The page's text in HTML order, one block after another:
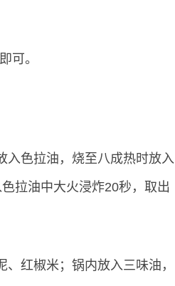
可。
入色拉油，烧至八成热时放入
拉油中大火浸炸20秒，取出
红椒米；锅内放入三味油，